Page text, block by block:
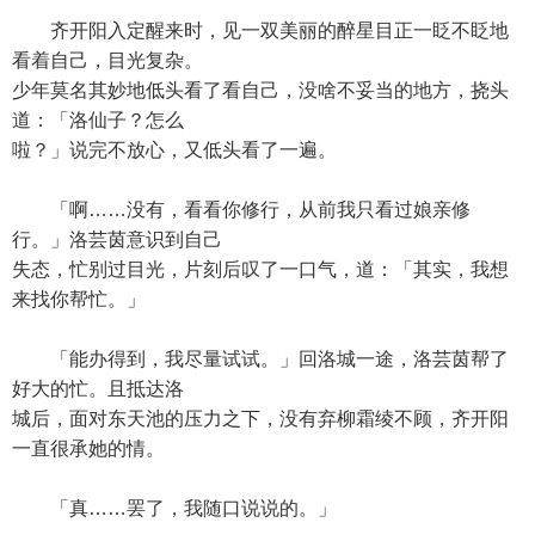
齐开阳入定醒来时，见一双美丽的醉星目正一眨不眨地
看着自己，目光复杂。
少年莫名其妙地低头看了看自己，没啥不妥当的地方，挠头
道：「洛仙子？怎么
啦？」说完不放心，又低头看了一遍。
「啊……没有，看看你修行，从前我只看过娘亲修
行。」洛芸茵意识到自己
失态，忙别过目光，片刻后叹了一口气，道：「其实，我想
来找你帮忙。」
「能办得到，我尽量试试。」回洛城一途，洛芸茵帮了
好大的忙。且抵达洛
城后，面对东天池的压力之下，没有弃柳霜绫不顾，齐开阳
一直很承她的情。
「真……罢了，我随口说说的。」